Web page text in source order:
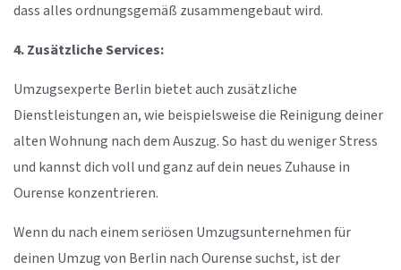
dass alles ordnungsgemäß zusammengebaut wird.
4. Zusätzliche Services:
Umzugsexperte Berlin bietet auch zusätzliche
Dienstleistungen an, wie beispielsweise die Reinigung deiner
alten Wohnung nach dem Auszug. So hast du weniger Stress
und kannst dich voll und ganz auf dein neues Zuhause in
Ourense konzentrieren.
Wenn du nach einem seriösen Umzugsunternehmen für
deinen Umzug von Berlin nach Ourense suchst, ist der